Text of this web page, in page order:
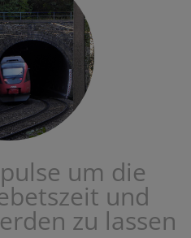
um die
und
zu lassen